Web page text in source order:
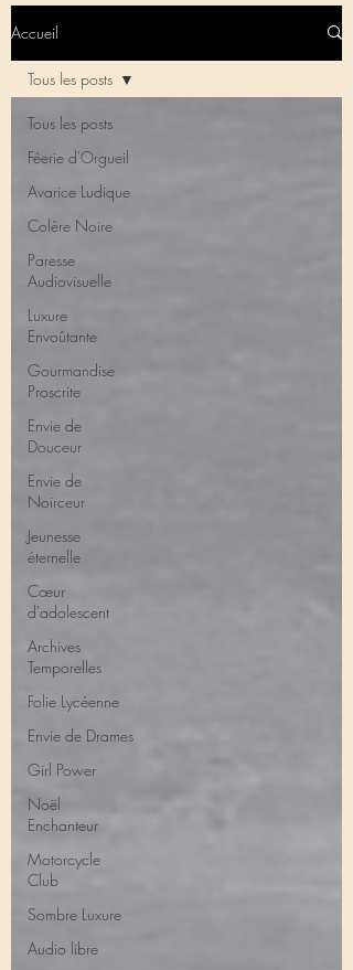
Accueil
Tous les posts
Féerie d'Orgueil
Avarice Ludique
Colère Noire
Paresse
Audiovisuelle
Luxure
Envoûtante
Gourmandise
Proscrite
Envie de
Douceur
Envie de
Noirceur
Jeunesse
éternelle
Cœur
d'adolescent
Archives
Temporelles
Folie Lycéenne
Envie de Drames
Girl Power
Noël
Enchanteur
Motorcycle
Club
Sombre Luxure
Audio libre
Tous les posts